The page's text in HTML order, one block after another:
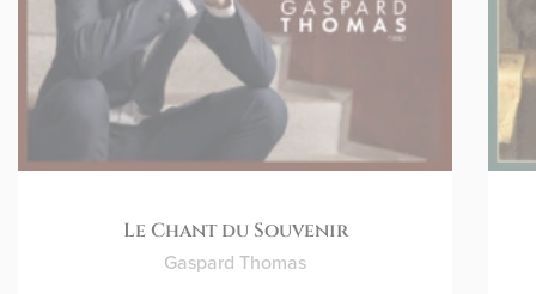
Le Chant du Souvenir
Gaspard Thomas